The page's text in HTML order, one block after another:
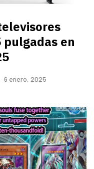
pulgadas en
6 enero, 2025